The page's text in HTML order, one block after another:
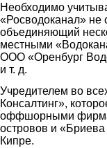
Необходимо
«Росводоканал» не
объединяющий
местными
ООО «Оренбург
и т. д.
Учредителем во
Консалтинг»,
оффшорными
островов и
Кипре.